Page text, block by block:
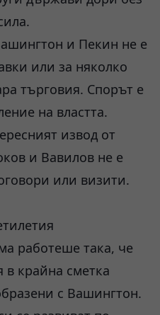
и Пекин не е
или за няколко
търговия. Спорът е
на властта.
извод от
и Вавилов не е
или визити.
работеше така, че
крайна сметка
с Вашингтон.